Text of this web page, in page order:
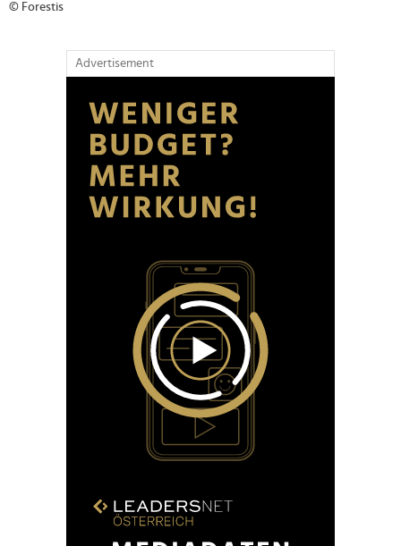
© Forestis
Advertisement